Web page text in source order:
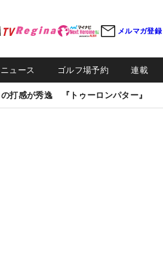
メルマガ登録
ュース ゴルフ場予約 連載
打感が秀逸 『トゥーロンパター』